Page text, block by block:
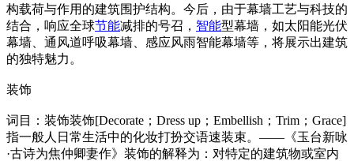
构载荷与作用的建筑围护结构。今后，由于幕墙工艺与科技的
结合，响应全球节能减排的号召， 智能型幕墙，如太阳能光伏
幕墙、通风道呼吸幕墙、感应风雨智能幕墙等，将展示出建筑
的独特魅力。
装饰
词目：装饰装饰[Decorate；Dress up；Embellish；Trim；Grace]
指一般人日常生活中的化妆打扮交语速装束。——《玉台新咏
·古诗为焦仲卿妻作》装饰的解释为：对特定的建筑物或室内